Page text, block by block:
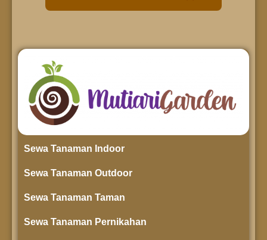
Sewa Tanaman Indoor
Sewa Tanaman Outdoor
Sewa Tanaman Taman
Sewa Tanaman Pernikahan